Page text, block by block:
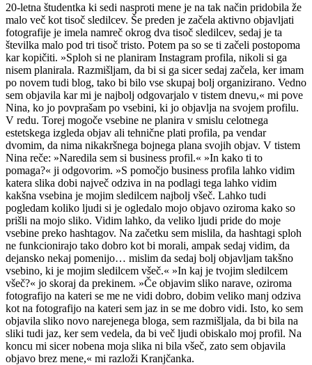
20-letna študentka ki sedi nasproti mene je na tak način pridobila že
malo več kot tisoč sledilcev. Še preden je začela aktivno objavljati
fotografije je imela namreč okrog dva tisoč sledilcev, sedaj je ta
številka malo pod tri tisoč tristo. Potem pa so se ti začeli postopoma
kar kopičiti. »Sploh si ne planiram Instagram profila, nikoli si ga
nisem planirala. Razmišljam, da bi si ga sicer sedaj začela, ker imam
po novem tudi blog, tako bi bilo vse skupaj bolj organizirano. Vedno
sem objavila kar mi je najbolj odgovarjalo v tistem dnevu,« mi pove
Nina, ko jo povprašam po vsebini, ki jo objavlja na svojem profilu.
V redu. Torej mogoče vsebine ne planira v smislu celotnega
estetskega izgleda objav ali tehnične plati profila, pa vendar
dvomim, da nima nikakršnega bojnega plana svojih objav. V tistem
Nina reče: »Naredila sem si business profil.« »In kako ti to
pomaga?« ji odgovorim. »S pomočjo business profila lahko vidim
katera slika dobi največ odziva in na podlagi tega lahko vidim
kakšna vsebina je mojim sledilcem najbolj všeč. Lahko tudi
pogledam koliko ljudi si je ogledalo mojo objavo oziroma kako so
prišli na mojo sliko. Vidim lahko, da veliko ljudi pride do moje
vsebine preko hashtagov. Na začetku sem mislila, da hashtagi sploh
ne funkcionirajo tako dobro kot bi morali, ampak sedaj vidim, da
dejansko nekaj pomenijo… mislim da sedaj bolj objavljam takšno
vsebino, ki je mojim sledilcem všeč.« »In kaj je tvojim sledilcem
všeč?« jo skoraj da prekinem. »Če objavim sliko narave, oziroma
fotografijo na kateri se me ne vidi dobro, dobim veliko manj odziva
kot na fotografijo na kateri sem jaz in se me dobro vidi. Isto, ko sem
objavila sliko novo narejenega bloga, sem razmišljala, da bi bila na
sliki tudi jaz, ker sem vedela, da bi več ljudi obiskalo moj profil. Na
koncu mi sicer nobena moja slika ni bila všeč, zato sem objavila
objavo brez mene,« mi razloži Kranjčanka.